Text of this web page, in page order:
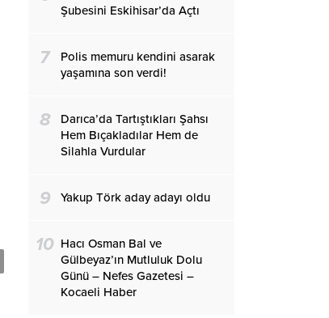
Şubesini Eskihisar’da Açtı
7
Polis memuru kendini asarak
yaşamına son verdi!
8
Darıca’da Tartıştıkları Şahsı
Hem Bıçakladılar Hem de
Silahla Vurdular
9 Yakup Törk aday adayı oldu
10 Hacı Osman Bal ve
Gülbeyaz’ın Mutluluk Dolu
Günü – Nefes Gazetesi –
Kocaeli Haber